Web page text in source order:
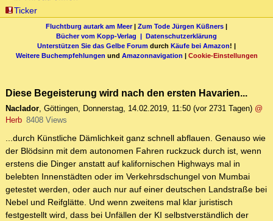
Ticker
Fluchtburg autark am Meer| Zum Tode Jürgen Küßners |
Bücher vom Kopp-Verlag | Datenschutzerklärung
Unterstützen Sie das Gelbe Forum durch Käufe bei Amazon! |
Weitere Buchempfehlungen und Amazonnavigation | Cookie-Einstellungen
Diese Begeisterung wird nach den ersten Havarien...
Naclador, Göttingen, Donnerstag, 14.02.2019, 11:50 (vor 2731 Tagen) @
Herb 8408 Views
...durch Künstliche Dämlichkeit ganz schnell abflauen. Genauso wie
der Blödsinn mit dem autonomen Fahren ruckzuck durch ist, wenn
erstens die Dinger anstatt auf kalifornischen Highways mal in
belebten Innenstädten oder im Verkehrsdschungel von Mumbai
getestet werden, oder auch nur auf einer deutschen Landstraße bei
Nebel und Reifglätte. Und wenn zweitens mal klar juristisch
festgestellt wird, dass bei Unfällen der KI selbstverständlich der